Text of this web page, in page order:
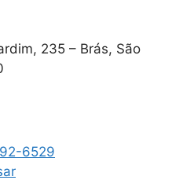
235 – Brás, São
6529